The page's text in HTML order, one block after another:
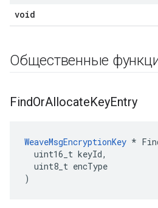
void
Общественные
FindOrAllocateKeyEntry
WeaveMsgEncryptionKey *
  uint16_t keyId,
  uint8_t encType
)